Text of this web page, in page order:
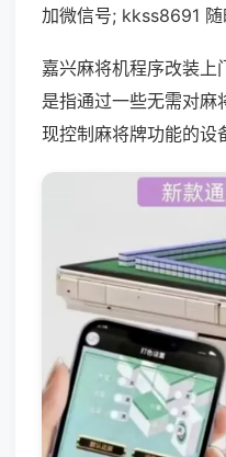
加微信号; kkss8691 随
嘉兴麻将机程序改装上
是指通过一些无需对麻
现控制麻将牌功能的设